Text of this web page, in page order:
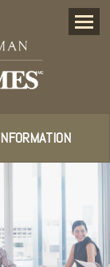
Menu